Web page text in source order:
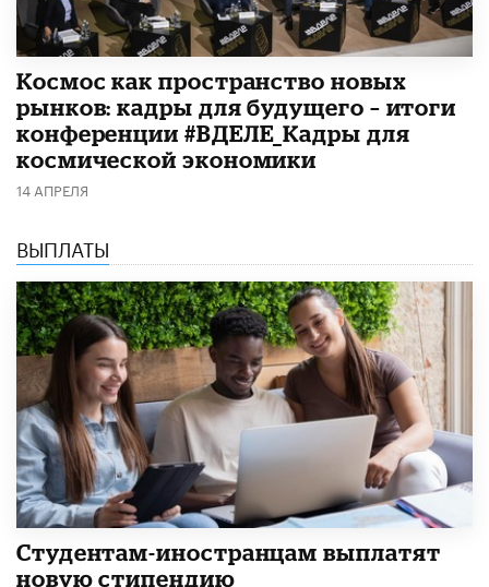
Космос как пространство новых
рынков: кадры для будущего – итоги
конференции #ВДЕЛЕ_Кадры для
космической экономики
14 АПРЕЛЯ
ВЫПЛАТЫ
Студентам-иностранцам выплатят
новую стипендию